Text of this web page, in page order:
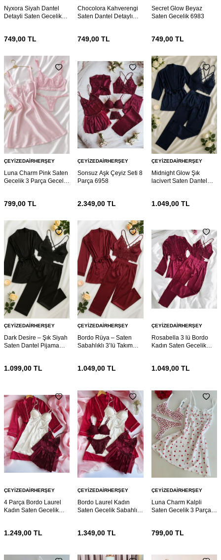
Nyxora Siyah Dantel
Detayli Saten Gecelik
749,00 TL
Chocolora Kahverengi
Saten Dantel Detaylı
749,00 TL
Secret Glow Beyaz
Saten Gecelik 6983
749,00TL
ÇEYIZEDAIRHERŞEY
Luna Charm Pink Saten
Gecelik 3 Parça Gecelik
799,00 TL
ÇEYIZEDAIRHERŞEY
Sonsuz Aşk Çeyiz Seti 8
Parça 6958
2.349,00 TL
ÇEYIZEDAIRHERŞEY
Midnight Glow Şık
lacivert Saten Dantel
1.049,00TL
ÇEYIZEDAIRHERŞEY
Dark Desire – Şık Siyah
Saten Dantel Pijama
1.099,00 TL
ÇEYIZEDAIRHERŞEY
Bordo Rüya – Saten
Sabahlıklı 3’lü Takım
1.049,00 TL
ÇEYIZEDAIRHERŞEY
Rosabella 3 lü Bordo
Kadın Saten Gecelik
1.049,00TL
ÇEYIZEDAIRHERŞEY
4 Parça Bordo Laurel
Kadın Saten Gecelik
1.249,00 TL
ÇEYIZEDAIRHERŞEY
Bordo Laurel Kadın
Saten Gecelik Sabahlık
1.349,00 TL
ÇEYIZEDAIRHERŞEY
Luna Charm Kalpli
Saten Gecelik 3 Parça
799,00TL